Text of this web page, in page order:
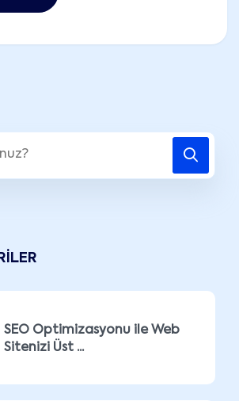
SEO Optimizasyonu ile Web
Sitenizi Üst ...